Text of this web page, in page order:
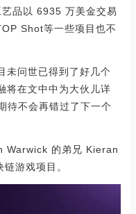
品以 6935 万美金交易
Shot等一些项目也不
未问世已得到了好几个
将在文中中为大伙儿详
不会再错过了下一个
Warwick 的弟兄 Kieran
游戏项目。